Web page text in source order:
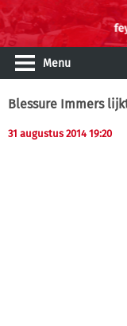
Menu
Blessure Immers
31 augustus 2014 19:20